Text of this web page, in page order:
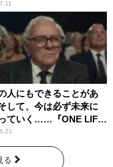
人にもできることがあ
して、今は必ず未来に
ていく……『ONE LIFE
繋いだ6000の命』
る